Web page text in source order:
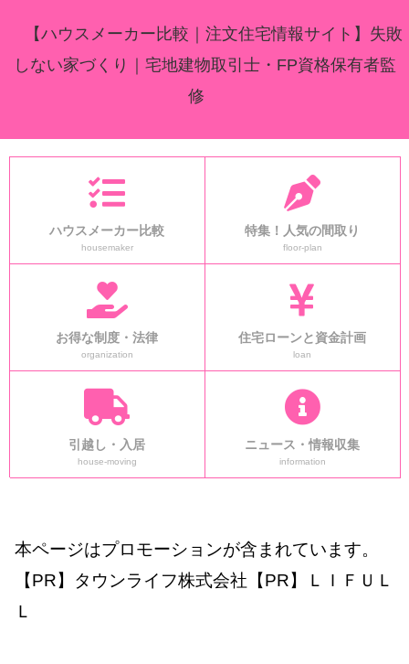
【ハウスメーカー比較｜注文住宅情報サイト】失敗
しない家づくり｜宅地建物取引士・FP資格保有者監
修
ハウスメーカー比較
housemaker
特集！人気の間取り
floor-plan
お得な制度・法律
organization
住宅ローンと資金計画
loan
引越し・入居
house-moving
ニュース・情報収集
information
本ページはプロモーションが含まれています。
【PR】タウンライフ株式会社【PR】ＬＩＦＵＬ
Ｌ